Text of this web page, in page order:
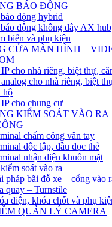
BÁO ĐỘNG
động hybrid
động không dây AX hub
biến và phụ kiện
CỬA MÀN HÌNH –
cho nhà riêng, biệt thự,
cho nhà riêng, biệt
hộ
cho chung cư
KIỂM SOÁT VÀO RA
chấm công vân tay
độc lập, đầu đọc thẻ
nhận diện khuôn mặt
soát vào ra
pháp bãi đỗ xe – cổng vào
quay – Turnstile
điện, khóa chốt và phụ
QUẢN LÝ CAMERA